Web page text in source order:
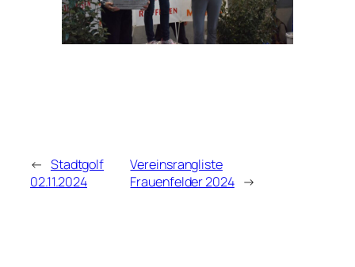
← Stadtgolf
02.11.2024
Vereinsrangliste
Frauenfelder 2024 →